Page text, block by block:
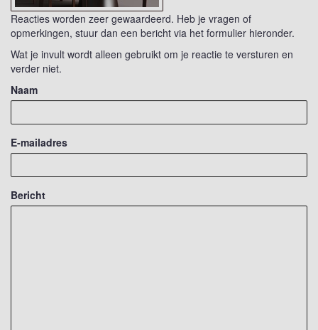
Reacties worden zeer gewaardeerd. Heb je vragen of
opmerkingen, stuur dan een bericht via het formulier hieronder.
Wat je invult wordt alleen gebruikt om je reactie te versturen en
verder niet.
Naam
E-mailadres
Bericht